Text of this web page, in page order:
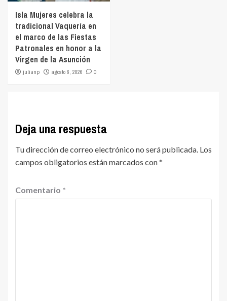
Isla Mujeres celebra la
tradicional Vaquería en
el marco de las Fiestas
Patronales en honor a la
Virgen de la Asunción
julianp agosto 6, 2026 0
Deja una respuesta
Tu dirección de correo electrónico no será publicada. Los
campos obligatorios están marcados con*
Comentario *